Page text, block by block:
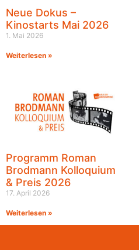
Neue Dokus –
Kinostarts Mai 2026
1. Mai 2026
Weiterlesen »
Programm Roman
Brodmann Kolloquium
& Preis 2026
17. April 2026
Weiterlesen »